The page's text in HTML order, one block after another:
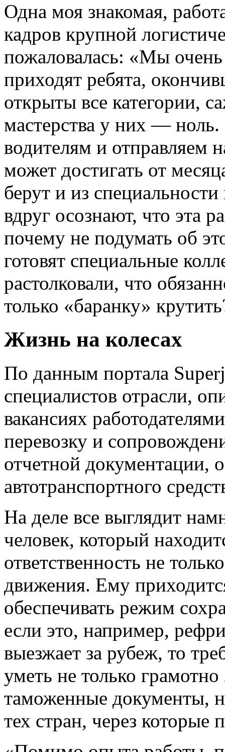
Одна моя знакомая,
кадров крупной
пожаловалась: «Мы очень
приходят ребята,
открыты все категории,
мастерства у них —
водителям и отправляем
может достигать от
берут и из
вдруг осознают, что эта
почему не подумать об
готовят специальные
растолковали, что
только «баранку»
Жизнь на колесах
По данным портала
специалистов отрасли,
вакансиях
перевозку и
отчетной документации,
автотранспортного
На деле все выглядит
человек, который
ответственность не
движения. Ему
обеспечивать режим
если это, например,
выезжает за рубеж, то
уметь не только
таможенные документы,
тех стран, через которые